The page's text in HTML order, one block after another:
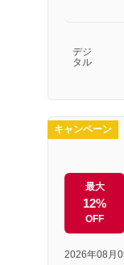
デジ
タル
キャンペーン
最大
12%
OFF
2026年08月